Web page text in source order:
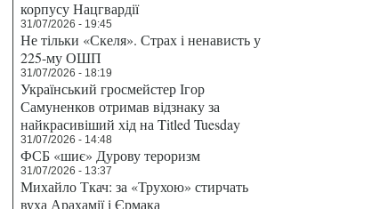
корпусу Нацгвардії
31/07/2026 - 19:45
Не тільки «Скеля». Страх і ненависть у
225-му ОШП
31/07/2026 - 18:19
Український гросмейстер Ігор
Самуненков отримав відзнаку за
найкрасивіший хід на Titled Tuesday
31/07/2026 - 14:48
ФСБ «шиє» Дурову тероризм
31/07/2026 - 13:37
Михайло Ткач: за «Трухою» стирчать
вуха Арахамії і Єрмака